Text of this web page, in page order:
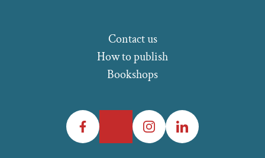
How to publish
Bookshops
Contact us
Facebook InstagramLinkedIn